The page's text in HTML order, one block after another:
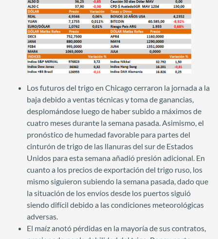
Los futuros del trigo en Chicago cerraron la jornada a la
baja debido a ventas técnicas y toma de ganancias,
desplomándose luego de haber subido a máximos de
cuatro meses durante la semana pasada. Asimismo, el
pronóstico de humedad favorable para partes del
cinturón de trigo de las llanuras del sur de Estados
Unidos para esta semana añadió presión adicional. En
cuanto a los precios de exportación del trigo ruso, los
mismo siguieron subiendo la semana pasada, dado que
la situación de los envíos desde los puertos siguió
siendo difícil debido a las condiciones meteorológicas
adversas.
El maíz anotó pérdidas en la mayoría de sus contratos,